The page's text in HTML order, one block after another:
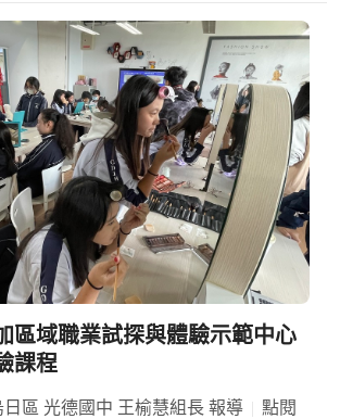
區域職業試探與體驗示範中心
課程
日區 光德國中 王榆慧組長 報導
點閱